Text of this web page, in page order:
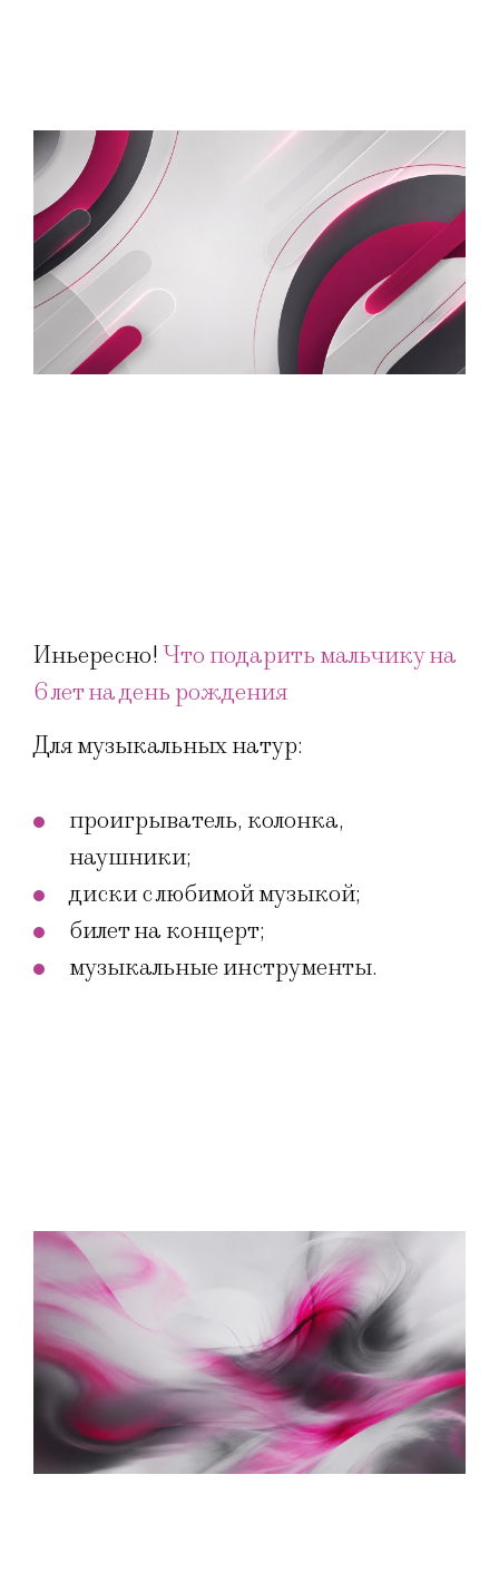
Иньересно!Что подарить мальчику на
6 лет на день рождения
Для музыкальных натур:
проигрыватель, колонка,
наушники;
диски с любимой музыкой;
билет на концерт;
музыкальные инструменты.